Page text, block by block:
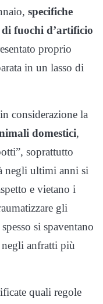
specifiche
fuochi d’artificio
proprio
in un lasso di
considerazione la
domestici,
soprattutto
negli ultimi anni si
e vietano i
gli
si spaventano
anfratti più
quali regole